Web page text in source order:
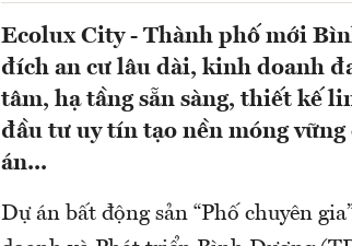
Ecolux City - Thành phố mới
đích an cư lâu dài, kinh doanh
tâm, hạ tầng sẵn sàng, thiết kế
đầu tư uy tín tạo nền móng
án...
Dự án bất động sản “Phố chuyên